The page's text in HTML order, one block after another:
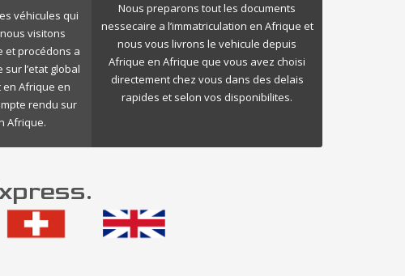
véhicules qui
visitons
et procédons a
l’etat global
Afrique en
rendu sur
Afrique.
Nous preparons tout les documents
nessecaire a l’immatriculation en Afrique et
nous vous livrons le vehicule depuis
Afrique en Afrique que vous avez choisi
directement chez vous dans des delais
rapides et selon vos disponibilites.